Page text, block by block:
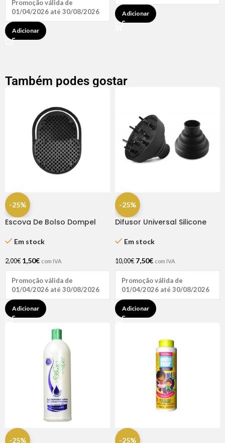
Promoção válida de
01/04/2026 até 30/08/2026
Adicionar
Adicionar
Também podes gostar
-25%
Escova De Bolso Dompel
Em stock
2,00€ 1,50€ com IVA
Promoção válida de
01/04/2026 até 30/08/2026
Adicionar
-25%
Difusor Universal Silicone
Em stock
10,00€ 7,50€ com IVA
Promoção válida de
01/04/2026 até 30/08/2026
Adicionar
-25% -25%